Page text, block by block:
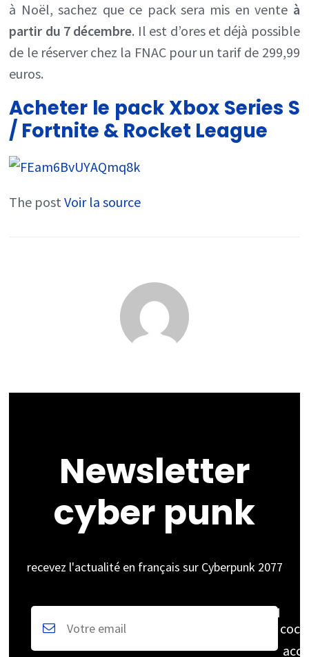
à Noël, sachez que ce pack sera mis en vente à
partir du 7 décembre. Il est d’ores et déjà possible
de le réserver chez la FNAC pour un tarif de 299,99
euros.
Acheter le pack Xbox Series S
/ Fortnite & Rocket League
The postVoir la source
Newsletter
cyber punk
recevez l'actualité en français sur Cyberpunk 2077